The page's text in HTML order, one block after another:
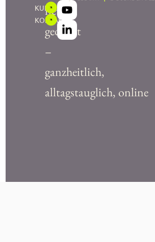
neu
gedacht
–
ganzheitlich,
alltagstauglich, online
KURSE
KONTAKT